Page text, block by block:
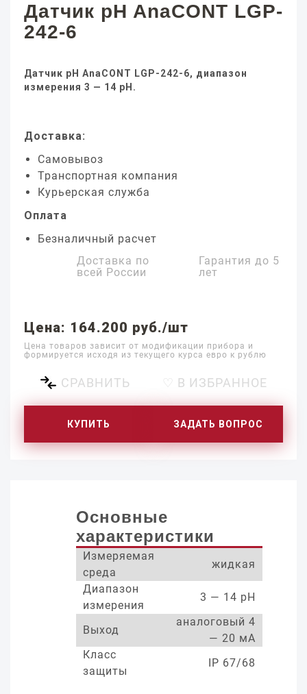
Датчик pH AnaCONT LGP-
242-6
Датчик pH AnaCONT LGP-242-6, диапазон
измерения 3 — 14 pH.
Доставка:
Самовывоз
Транспортная компания
Курьерская служба
Оплата
Безналичный расчет
Доставка по
всей России
Гарантия до 5
лет
Цена: 164.200 руб./шт
Цена товаров зависит от модификации прибора и
формируется исходя из текущего курса евро к рублю
СРАВНИТЬ ♡ В ИЗБРАННОЕ
КУПИТЬ ЗАДАТЬ ВОПРОС
Основные
характеристики
Измеряемая
среда
жидкая
Диапазон
измерения
3 — 14 pH
Выход
аналоговый 4
— 20 мА
Класс
защиты
IP 67/68